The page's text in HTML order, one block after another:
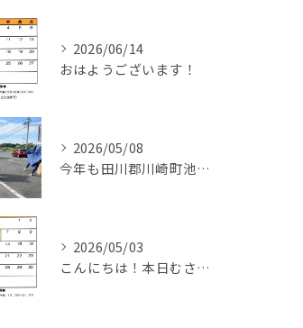
2026/06/14
おはようございます！
2026/05/08
今年も田川郡川崎町池尻にある大石神社の方々が獅子舞を披露して...
2026/05/03
⁡こんにちは！本日むさし田川は日曜受付15時までやっておりま...